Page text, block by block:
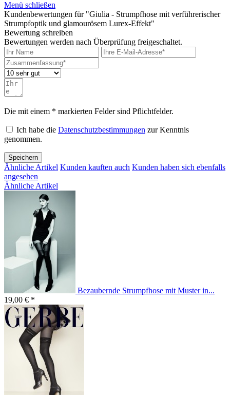
Menü schließen
Kundenbewertungen für "Giulia - Strumpfhose mit verführerischer
Strumpfoptik und glamourösem Lurex-Effekt"
Bewertung schreiben
Bewertungen werden nach Überprüfung freigeschaltet.
Die mit einem * markierten Felder sind Pflichtfelder.
Ich habe die Datenschutzbestimmungen zur Kenntnis
genommen.
Speichern
Ähnliche Artikel Kunden kauften auch Kunden haben sich ebenfalls
angesehen
Ähnliche Artikel
Bezaubernde Strumpfhose mit Muster in...
19,00 € *